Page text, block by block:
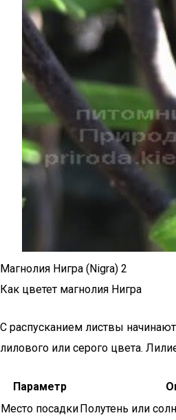
Магнолия Нигра (Nigra) 2
Как цветет магнолия Нигра
С распусканием листвы
лилового или серого цвета.
Параметр
Место посадкиПолутень или